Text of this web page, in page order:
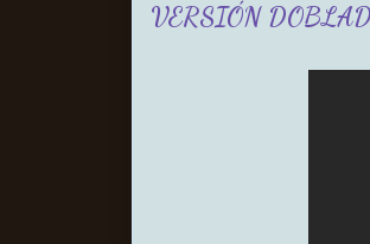
VERSIÓN